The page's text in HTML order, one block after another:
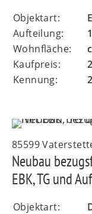
Objektart:
Aufteilung:
Wohnfläche:
Kaufpreis:
Kennung:
85599
Neubau
EBK, TG und
Objektart: